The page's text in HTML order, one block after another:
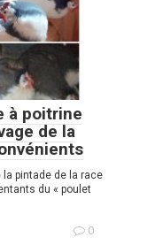
à poitrine
de la
pintade de la race
du « poulet
0